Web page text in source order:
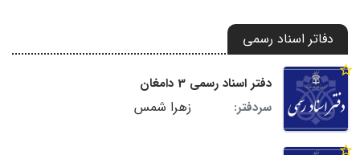
دفاتر اسناد رسمی
دفتر اسناد رسمی 3 دامغان
سردفتر:
زهرا شمس